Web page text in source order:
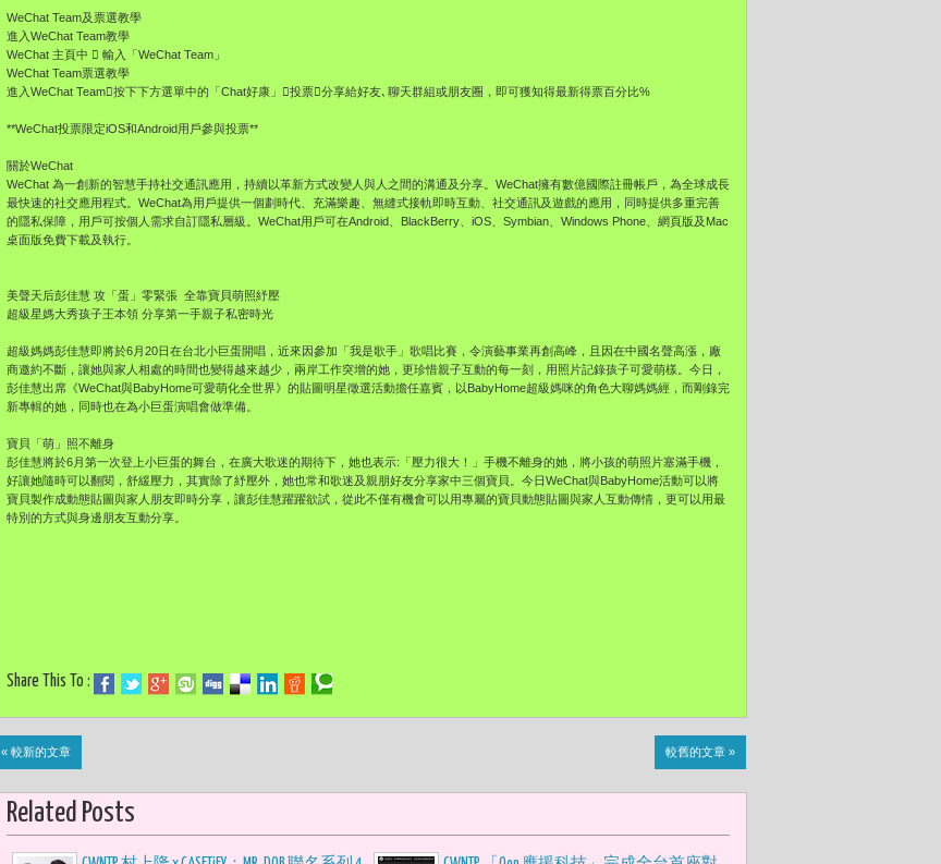
WeChat Team及票選教學
進入WeChat Team教學
WeChat 主頁中  輸入「WeChat Team」
WeChat Team票選教學
進入WeChat Team按下下方選單中的「Chat好康」投票分享給好友､聊天群組或朋友圈，即可獲知得最新得票百分比%
**WeChat投票限定iOS和Android用戶參與投票**
關於WeChat
WeChat 為一創新的智慧手持社交通訊應用，持續以革新方式改變人與人之間的溝通及分享。WeChat擁有數億國際註冊帳戶，為全球成長
最快速的社交應用程式。WeChat為用戶提供一個劃時代、充滿樂趣、無縫式接軌即時互動、社交通訊及遊戲的應用，同時提供多重完善
的隱私保障，用戶可按個人需求自訂隱私層級。WeChat用戶可在Android、BlackBerry、iOS、Symbian、Windows Phone、網頁版及Mac
桌面版免費下載及執行。
美聲天后彭佳慧 攻「蛋」零緊張 全靠寶貝萌照紓壓
超級星媽大秀孩子王本領 分享第一手親子私密時光
超級媽媽彭佳慧即將於6月20日在台北小巨蛋開唱，近來因參加「我是歌手」歌唱比賽，令演藝事業再創高峰，且因在中國名聲高漲，廠
商邀約不斷，讓她與家人相處的時間也變得越來越少，兩岸工作突增的她，更珍惜親子互動的每一刻，用照片記錄孩子可愛萌樣。今日，
彭佳慧出席《WeChat與BabyHome可愛萌化全世界》的貼圖明星徵選活動擔任嘉賓，以BabyHome超級媽咪的角色大聊媽媽經，而剛錄完
新專輯的她，同時也在為小巨蛋演唱會做準備。
寶貝「萌」照不離身
彭佳慧將於6月第一次登上小巨蛋的舞台，在廣大歌迷的期待下，她也表示:「壓力很大！」手機不離身的她，將小孩的萌照片塞滿手機，
好讓她隨時可以翻閱，舒緩壓力，其實除了紓壓外，她也常和歌迷及親朋好友分享家中三個寶貝。今日WeChat與BabyHome活動可以將
寶貝製作成動態貼圖與家人朋友即時分享，讓彭佳慧躍躍欲試，從此不僅有機會可以用專屬的寶貝動態貼圖與家人互動傳情，更可以用最
特別的方式與身邊朋友互動分享。
Share This To :
« 較新的文章 較舊的文章 »
Related Posts